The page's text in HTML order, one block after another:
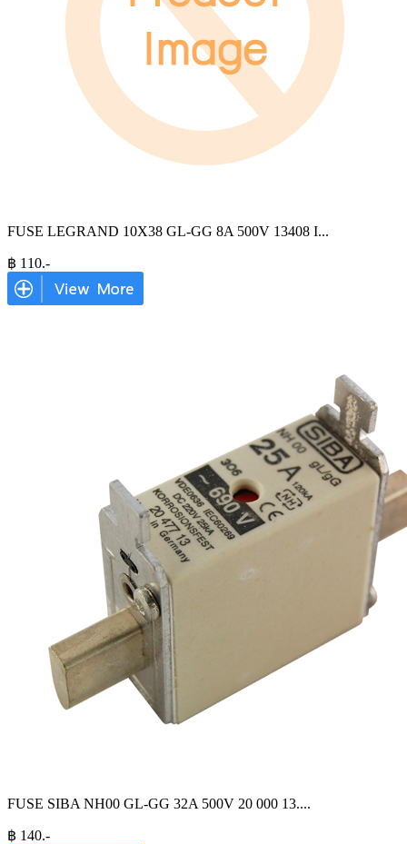
FUSE LEGRAND 10X38 GL-GG 8A 500V 13408 I...
฿ 110.-
FUSE SIBA NH00 GL-GG 32A 500V 20 000 13....
฿ 140.-